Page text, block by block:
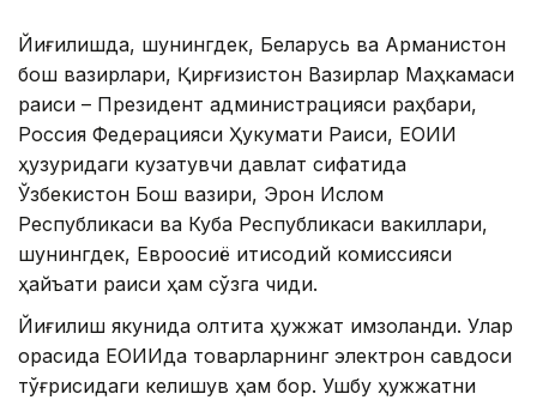
Йиғилишда, шунингдек, Беларусь ва Арманистон
бош вазирлари, Қирғизистон Вазирлар Маҳкамаси
раиси – Президент администрацияси раҳбари,
Россия Федерацияси Ҳукумати Раиси, ЕОИИ
ҳузуридаги кузатувчи давлат сифатида
Ўзбекистон Бош вазири, Эрон Ислом
Республикаси ва Куба Республикаси вакиллари,
шунингдек, Евроосиё иқтисодий комиссияси
ҳайъати раиси ҳам сўзга чиқди.
Йиғилиш якунида олтита ҳужжат имзоланди. Улар
орасида ЕОИИда товарларнинг электрон савдоси
тўғрисидаги келишув ҳам бор. Ушбу ҳужжатни